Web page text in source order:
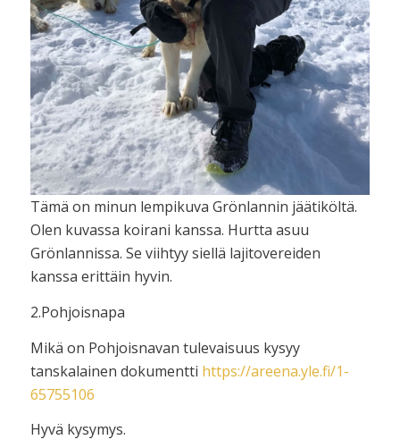
Tämä on minun lempikuva Grönlannin jäätiköltä.
Olen kuvassa koirani kanssa. Hurtta asuu
Grönlannissa. Se viihtyy siellä lajitovereiden
kanssa erittäin hyvin.
2.Pohjoisnapa
Mikä on Pohjoisnavan tulevaisuus kysyy
tanskalainen dokumentti https://areena.yle.fi/1-
65755106
Hyvä kysymys.